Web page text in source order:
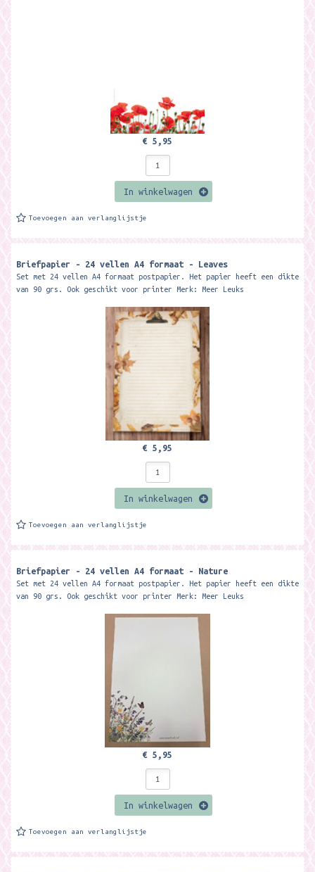
€ 5,95
In winkelwagen
Toevoegen aan verlanglijstje
Briefpapier - 24 vellen A4 formaat - Leaves
Set met 24 vellen A4 formaat postpapier. Het papier heeft een dikte
van 90 grs. Ook geschikt voor printer Merk: Meer Leuks
€ 5,95
In winkelwagen
Toevoegen aan verlanglijstje
Briefpapier - 24 vellen A4 formaat - Nature
Set met 24 vellen A4 formaat postpapier. Het papier heeft een dikte
van 90 grs. Ook geschikt voor printer Merk: Meer Leuks
€ 5,95
In winkelwagen
Toevoegen aan verlanglijstje